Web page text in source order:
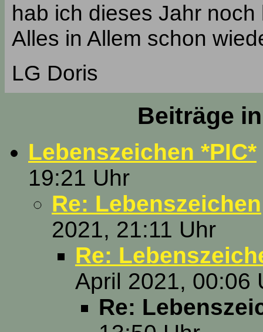
hab ich dieses Jahr
Alles in Allem schon
LG Doris
Beiträge
Lebenszeichen *PIC*
19:21 Uhr
Re: Lebenszeichen
2021, 21:11 Uhr
Re:
April 2021, 00:06
Re: